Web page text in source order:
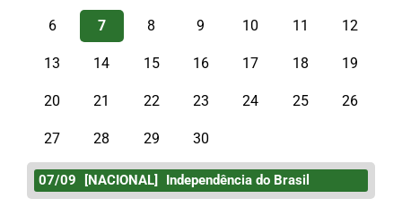
6 7 8 9 10 11 12
13 14 15 16 17 18 19
20 21 22 23 24 25 26
27 28 29 30
07/09 [NACIONAL] Independência do Brasil